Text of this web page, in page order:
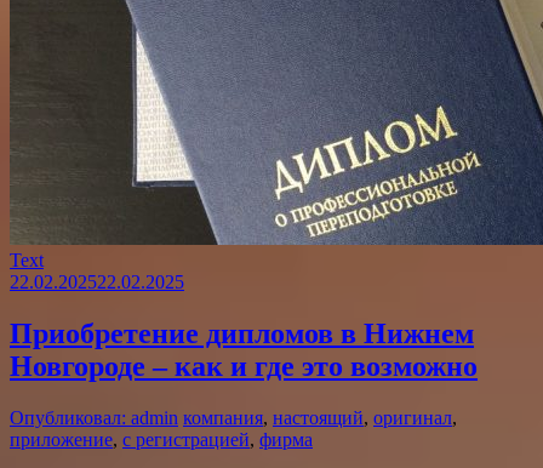
Text
22.02.202522.02.2025
Приобретение дипломов в Нижнем
Новгороде – как и где это возможно
Опубликовал: admin компания, настоящий, оригинал,
приложение, с регистрацией, фирма